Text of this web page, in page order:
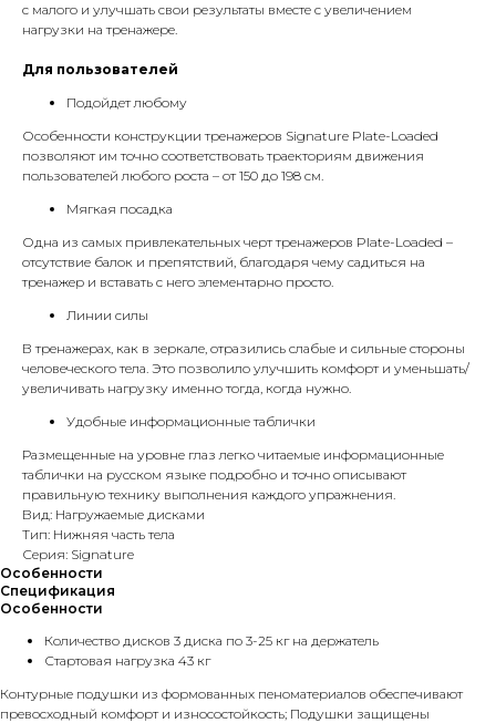
с малого и улучшать свои результаты вместе с увеличением
нагрузки на тренажере.
Для пользователей
Подойдет любому
Особенности конструкции тренажеров Signature Plate-Loaded
позволяют им точно соответствовать траекториям движения
пользователей любого роста – от 150 до 198 см.
Мягкая посадка
Одна из самых привлекательных черт тренажеров Plate-Loaded –
отсутствие балок и препятствий, благодаря чему садиться на
тренажер и вставать с него элементарно просто.
Линии силы
В тренажерах, как в зеркале, отразились слабые и сильные стороны
человеческого тела. Это позволило улучшить комфорт и уменьшать/
увеличивать нагрузку именно тогда, когда нужно.
Удобные информационные таблички
Размещенные на уровне глаз легко читаемые информационные
таблички на русском языке подробно и точно описывают
правильную технику выполнения каждого упражнения.
Вид: Нагружаемые дисками
Тип: Нижняя часть тела
Серия: Signature
Особенности
Спецификация
Особенности
Количество дисков 3 диска по 3-25 кг на держатель
Стартовая нагрузка 43 кг
Контурные подушки из формованных пеноматериалов обеспечивают
превосходный комфорт и износостойкость; Подушки защищены